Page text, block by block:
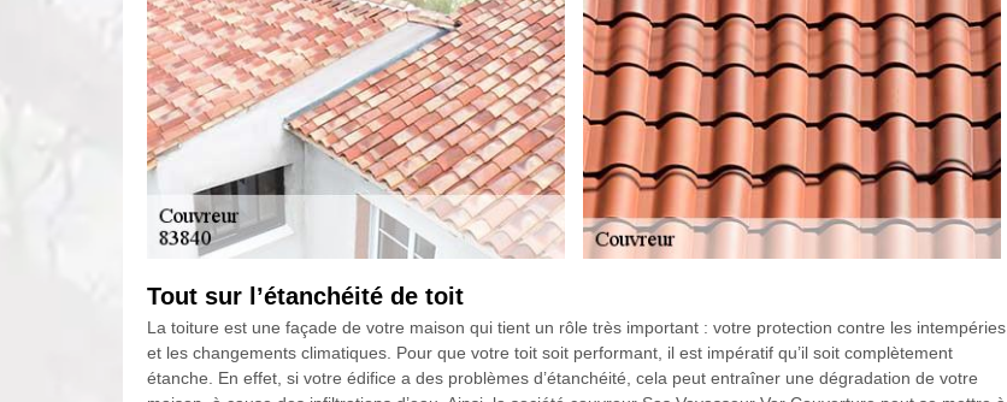
Tout sur l’étanchéité de toit
La toiture est une façade de votre maison qui tient un rôle très important : votre protection contre les intempéries
et les changements climatiques. Pour que votre toit soit performant, il est impératif qu’il soit complètement
étanche. En effet, si votre édifice a des problèmes d’étanchéité, cela peut entraîner une dégradation de votre